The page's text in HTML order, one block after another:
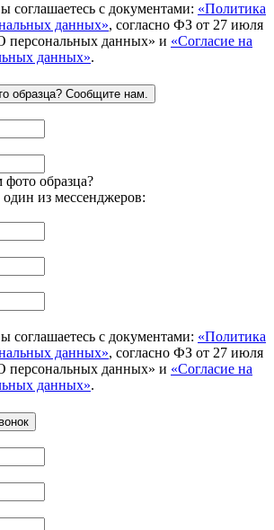
соглашаетесь с документами: «Политика
данных», согласно ФЗ от 27 июля
персональных данных» и «Согласие на
данных».
образца? Сообщите нам.
образца?
из мессенджеров:
соглашаетесь с документами: «Политика
данных», согласно ФЗ от 27 июля
персональных данных» и «Согласие на
данных».